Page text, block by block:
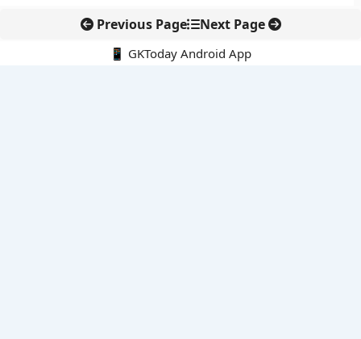
Previous Page Next Page
📱 GKToday Android App